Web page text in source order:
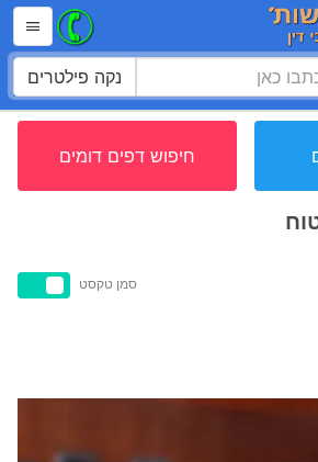
נקה פילטרים
חיפוש דפים דומים
סמן טקסט